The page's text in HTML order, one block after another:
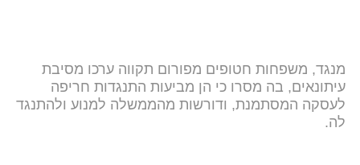
מנגד, משפחות חטופים מפורום תקווה ערכו מסיבת
עיתונאים, בה מסרו כי הן מביעות התנגדות חריפה
לעסקה המסתמנת, ודורשות מהממשלה למנוע ולהתנגד
לה.